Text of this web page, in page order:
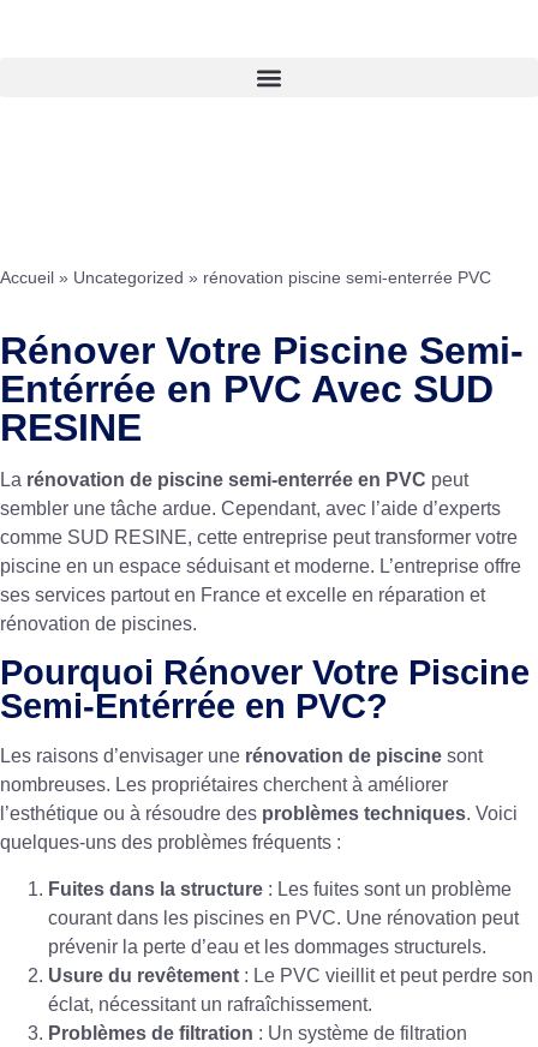
Accueil » Uncategorized » rénovation piscine semi-enterrée PVC
Rénover Votre Piscine Semi-
Entérrée en PVC Avec SUD
RESINE
La rénovation de piscine semi-enterrée en PVC peut
sembler une tâche ardue. Cependant, avec l’aide d’experts
comme SUD RESINE, cette entreprise peut transformer votre
piscine en un espace séduisant et moderne. L’entreprise offre
ses services partout en France et excelle en réparation et
rénovation de piscines.
Pourquoi Rénover Votre Piscine
Semi-Entérrée en PVC?
Les raisons d’envisager une rénovation de piscine sont
nombreuses. Les propriétaires cherchent à améliorer
l’esthétique ou à résoudre des problèmes techniques. Voici
quelques-uns des problèmes fréquents :
Fuites dans la structure : Les fuites sont un problème
courant dans les piscines en PVC. Une rénovation peut
prévenir la perte d’eau et les dommages structurels.
Usure du revêtement : Le PVC vieillit et peut perdre son
éclat, nécessitant un rafraîchissement.
Problèmes de filtration : Un système de filtration